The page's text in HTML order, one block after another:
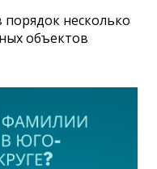
несколько
объектов